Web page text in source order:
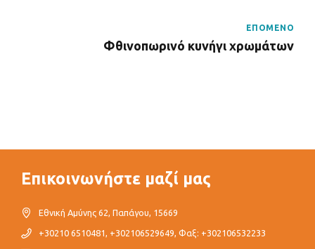
ΕΠΟΜΕΝΟ
Φθινοπωρινό κυνήγι χρωμάτων
Επικοινωνήστε μαζί μας
Εθνική Αμύνης 62, Παπάγου, 15669
+30210 6510481, +302106529649, Φαξ: +302106532233